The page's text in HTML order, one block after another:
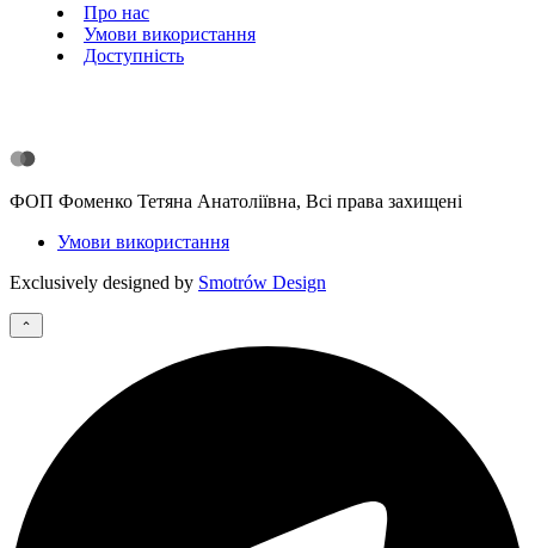
Про нас
Умови використання
Доступність
ФОП Фоменко Тетяна Анатоліївна, Всі права захищені
Умови використання
Exclusively designed by Smotrów Design